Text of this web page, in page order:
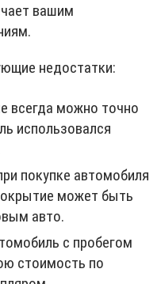
вашим
недостатки:
всегда можно точно
использовался
покупке автомобиля
может быть
авто.
с пробегом
стоимость по